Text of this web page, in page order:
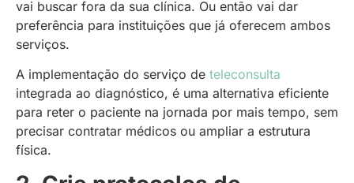
vai buscar fora da sua clínica. Ou então vai dar
preferência para instituições que já oferecem ambos
serviços.
A implementação do serviço de teleconsulta
integrada ao diagnóstico, é uma alternativa eficiente
para reter o paciente na jornada por mais tempo, sem
precisar contratar médicos ou ampliar a estrutura
física.